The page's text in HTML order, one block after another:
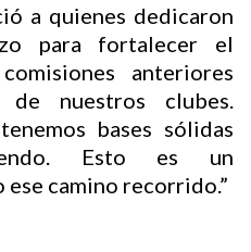
a quienes dedicaron
para fortalecer el
anteriores
nuestros clubes.
bases sólidas
Esto es un
camino recorrido.”